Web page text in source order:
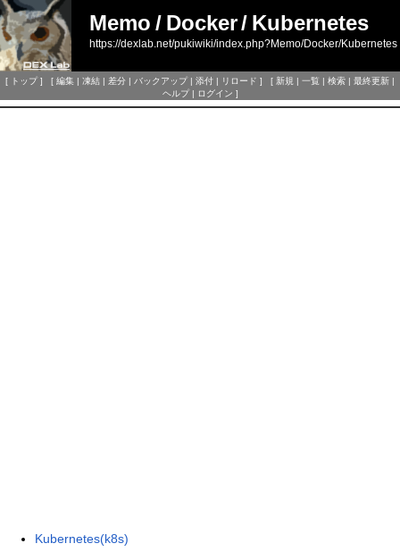
Memo / Docker/ Kubernetes
https://dexlab.net/pukiwiki/index.php?Memo/Docker/Kubernetes
[ トップ] [ 編集 | 凍結 | 差分 | バックアップ| 添付 | リロード ] [ 新規 | 一覧 | 検索 | 最終更新 |
ヘルプ| ログイン ]
Kubernetes(k8s)